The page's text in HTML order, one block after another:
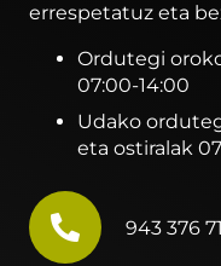
errespetatuz eta
Ordutegi
07:00-14:00
Udako
eta ostiralak
943 376